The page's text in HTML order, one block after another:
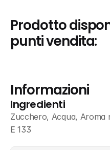
Prodotto
punti vendita:
Informazioni
Ingredienti
Zucchero, Acqua, Aroma
E 133